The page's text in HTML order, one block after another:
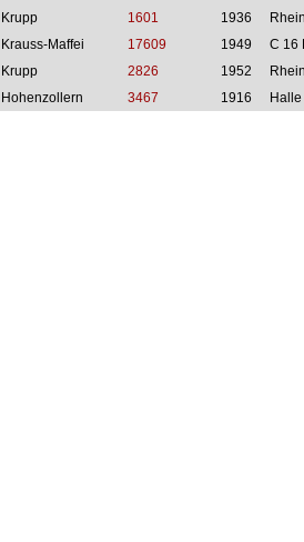
Krupp
1601 1936
Krauss-Maffei
17609 1949 C 16
Krupp
2826 1952
Hohenzollern
3467 1916 Halle